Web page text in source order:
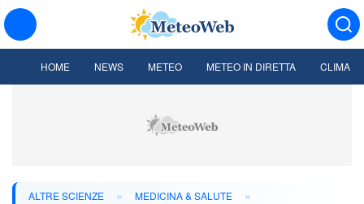
HOME NEWS METEO METEO IN DIRETTA CLIMA
ALTRE SCIENZE » MEDICINA & SALUTE »